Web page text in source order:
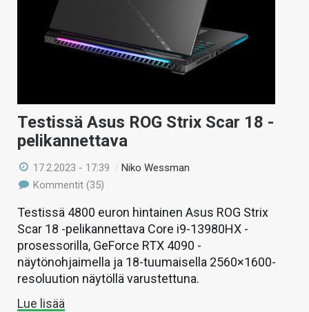
Testissä Asus ROG Strix Scar 18 -
pelikannettava
17.2.2023 - 17:39 / Niko Wessman
Kommentit (35)
Testissä 4800 euron hintainen Asus ROG Strix
Scar 18 -pelikannettava Core i9-13980HX -
prosessorilla, GeForce RTX 4090 -
näytönohjaimella ja 18-tuumaisella 2560×1600-
resoluution näytöllä varustettuna.
Lue lisää